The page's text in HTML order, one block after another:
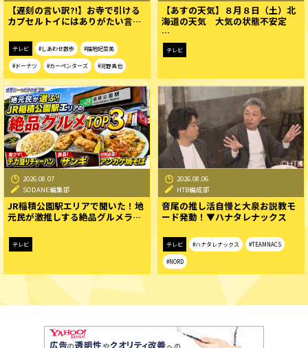
【遅刻の言い訳?!】お寺で引ける
カプセルトイにはありがたい言…
テレビ #しあわせ散歩 #福地妃菜美
#ドーナツ #カーペンターズ #河野真也
【あすの天気】８月８日（土）北
海道の天気 大気の状態不安定
…
テレビ
2026.08.07
SODANE編集部
JR稲積公園駅エリアで聞いた！地
元民が激推しする絶品グルメラ…
テレビ
2026.08.06
HTB編成部
音尾の推し活自慢と大泉お説教モ
ード発動！▼ハナタレナックス
テレビ #ハナタレナックス #TEAMNACS
#NORD